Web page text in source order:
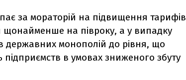
за мораторій на підвищення тарифів
щонайменше на півроку, а у випадку
державних монополій до рівня, що
в умовах зниженого збуту